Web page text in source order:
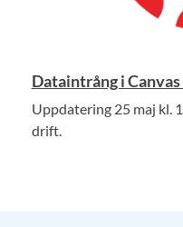
Dataintrång i
Uppdatering 25 maj kl.
drift.